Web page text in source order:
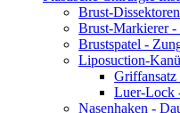
Brust-
Brust-Markierer -
Brustspatel -
Liposuction-
Luer-Lock
Nasenhaken -